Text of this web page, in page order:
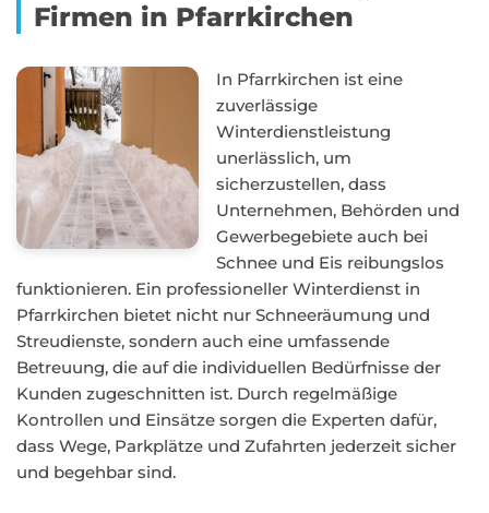
Firmen in Pfarrkirchen
In Pfarrkirchen ist eine
zuverlässige
Winterdienstleistung
unerlässlich, um
sicherzustellen, dass
Unternehmen, Behörden und
Gewerbegebiete auch bei
Schnee und Eis reibungslos
funktionieren. Ein professioneller Winterdienst in
Pfarrkirchen bietet nicht nur Schneeräumung und
Streudienste, sondern auch eine umfassende
Betreuung, die auf die individuellen Bedürfnisse der
Kunden zugeschnitten ist. Durch regelmäßige
Kontrollen und Einsätze sorgen die Experten dafür,
dass Wege, Parkplätze und Zufahrten jederzeit sicher
und begehbar sind.